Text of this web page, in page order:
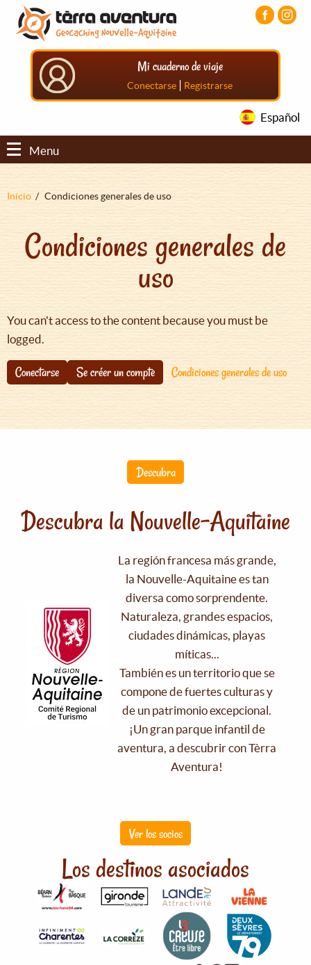
Pasar
contenido
principal
Pasar
menú
principal
Pasar
principal
Mi cuaderno de viaje
Conectarse | Registrarse
Español
Menu
Sobrescribir
ayuda
navegación
Inicio Condiciones generales de uso
Condiciones generales de
uso
You can't access to the content because you must be
logged.
Conectarse Se créer un compte Condiciones generales de uso
Descubra
Descubra la Nouvelle-Aquitaine
La región francesa más grande,
la Nouvelle-Aquitaine es tan
diversa como sorprendente.
Naturaleza, grandes espacios,
ciudades dinámicas, playas
míticas...
También es un territorio que se
compone de fuertes culturas y
de un patrimonio excepcional.
¡Un gran parque infantil de
aventura, a descubrir con Tèrra
Aventura!
Ver los socios
Los destinos asociados